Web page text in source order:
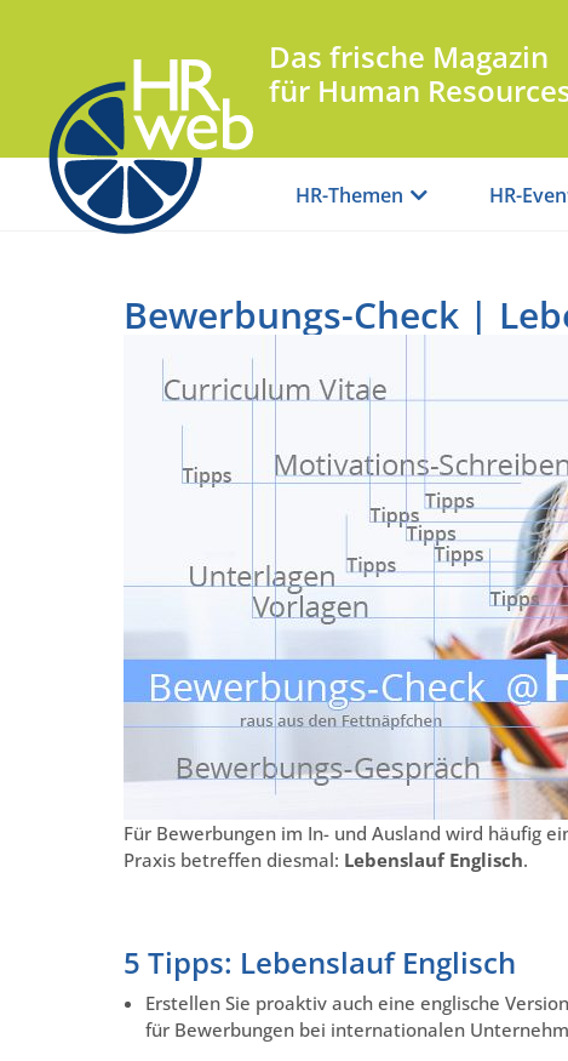
Das frische Magazin
für Human
HR-Themen HR-
Bewerbungs-Check |
Für Bewerbungen im In- und Ausland wird häufig
Praxis betreffen diesmal: Lebenslauf Englisch.
5 Tipps: Lebenslauf Englisch
Erstellen Sie proaktiv auch eine englische
für Bewerbungen bei internationalen